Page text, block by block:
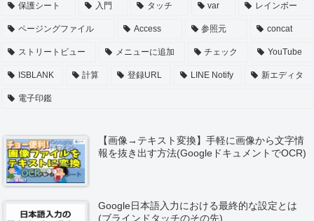
保護シート 入門 タッチ var レインボー
ページングファイル Access 参照元 concat
ストリートビュー メニューに追加 チェック YouTube
ISBLANK 計算 登録URL LINE Notify 新エディタ
電子印鑑
【画像→テキスト変換】手軽に画像から文字情
報を抜き出す方法(GoogleドキュメントでOCR)
Google日本語入力における最終的な設定とは
(ブラインドタッチのその先)